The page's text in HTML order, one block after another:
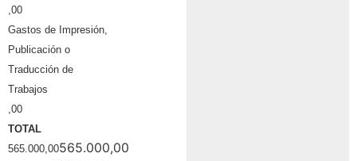
,00
Gastos de Impresión,
Publicación o
Traducción de
Trabajos
,00
TOTAL
565.000,00565.000,00